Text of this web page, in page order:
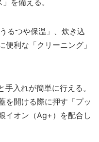
を備える。
るつや保温」、炊き込
利な「クリーニング」
入れが簡単に行える。
を開ける際に押す「プッ
イオン（Ag+）を配合し